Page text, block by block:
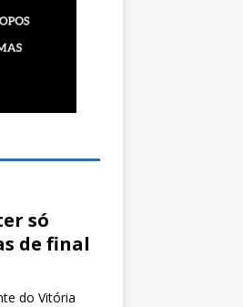
só
de final
do Vitória